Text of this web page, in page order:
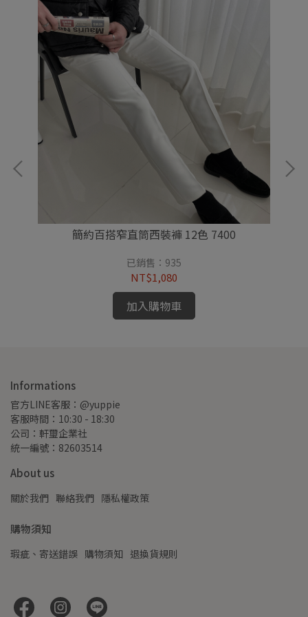
簡約百搭窄直筒西裝褲 12色 7400
已銷售：935
NT$1,080
加入購物車
Informations
官方LINE客服：@yuppie
客服時間：10:30 - 18:30
公司：軒璽企業社
統一編號：82603514
About us
關於我們 聯絡我們 隱私權政策
購物須知
瑕疵、寄送錯誤 購物須知 退換貨規則